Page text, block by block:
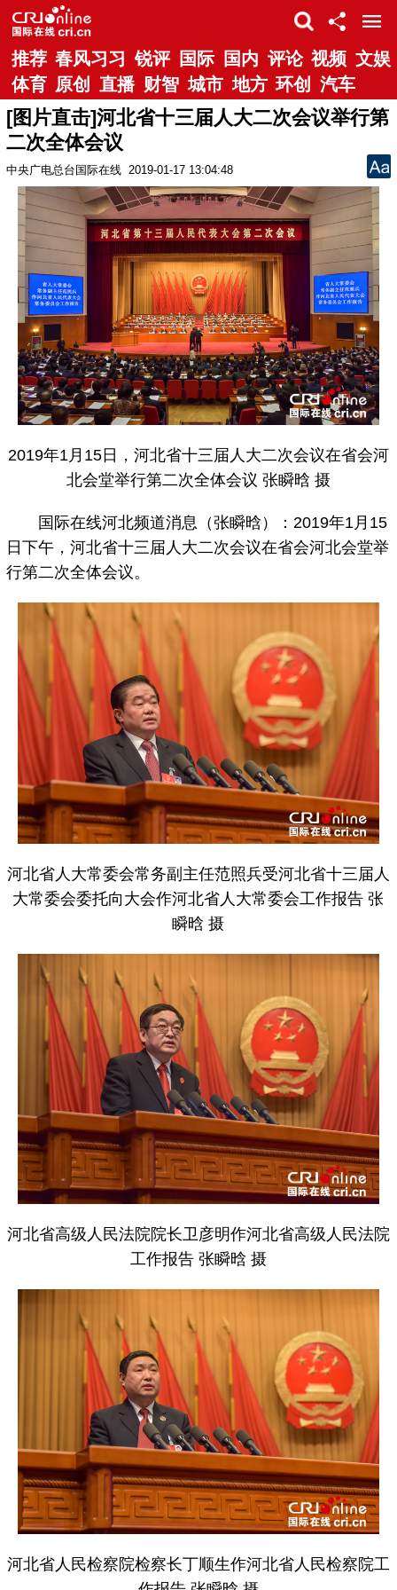
推荐 春风习习 锐评 国际 国内 评论 视频 文娱
体育 原创 直播 财智 城市 地方 环创 汽车
[图片直击]河北省十三届人大二次会议举行第
二次全体会议
中央广电总台国际在线 2019-01-17 13:04:48
2019年1月15日，河北省十三届人大二次会议在省会河
北会堂举行第二次全体会议 张瞬晗 摄
国际在线河北频道消息（张瞬晗）：2019年1月15
日下午，河北省十三届人大二次会议在省会河北会堂举
行第二次全体会议。
河北省人大常委会常务副主任范照兵受河北省十三届人
大常委会委托向大会作河北省人大常委会工作报告 张
瞬晗 摄
河北省高级人民法院院长卫彦明作河北省高级人民法院
工作报告 张瞬晗 摄
河北省人民检察院检察长丁顺生作河北省人民检察院工